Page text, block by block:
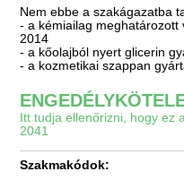
Nem ebbe a szakágazatba
- a kémiailag meghatározott
2014
- a kőolajból nyert glicerin
- a kozmetikai szappan
Itt tudja ellenőrizni, hogy ez
2041
Szakmakódok: